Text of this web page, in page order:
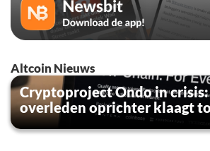
Altcoin Nieuws
Cryptoproject Ondo in
overleden oprichter klaagt